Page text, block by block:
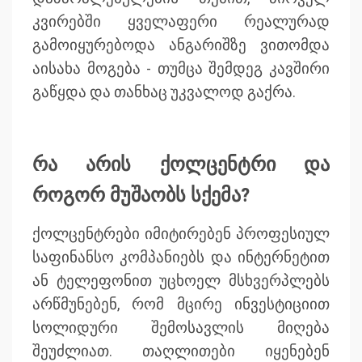
კვირებში ყველაფერი რეალურად
გამოიყურებოდა ანგარიშზე ვითომდა
აისახა მოგება - თუმცა შემდეგ კავშირი
გაწყდა და თანხაც უკვალოდ გაქრა.
რა არის ქოლცენტრი და
როგორ მუშაობს სქემა?
ქოლცენტრები იმიტირებენ პროფესიულ
საფინანსო კომპანიებს და ინტერნეტით
ან ტელეფონით უცხოელ მსხვერპლებს
არწმუნებენ, რომ მცირე ინვესტიციით
სოლიდური შემოსავლის მიღება
შეუძლიათ. თაღლითები იყენებენ